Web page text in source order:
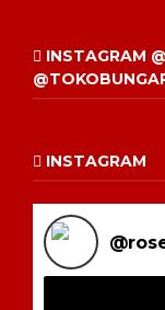
INSTAGRAM
INSTAGRAM
@